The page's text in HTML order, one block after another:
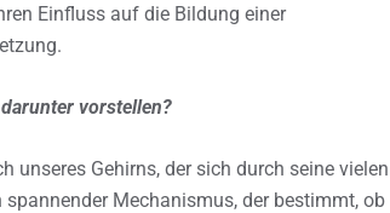
Einfluss auf die Bildung einer
vorstellen?
unseres Gehirns, der sich durch seine vielen
Mechanismus, der bestimmt, ob